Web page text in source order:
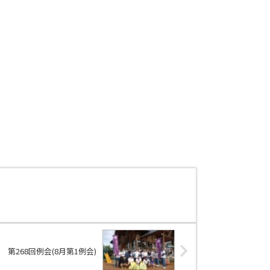
第268回例会(8月第1例会)